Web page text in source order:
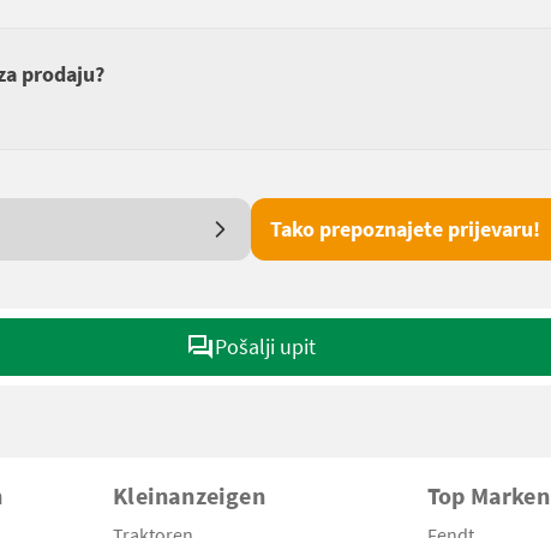
prodaju?
Tako prepoznajete prijevaru!
Pošalji upit
Kleinanzeigen Top Marken